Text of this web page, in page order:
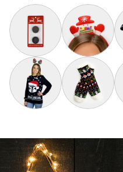
Paquete Extra de 2
Diadema